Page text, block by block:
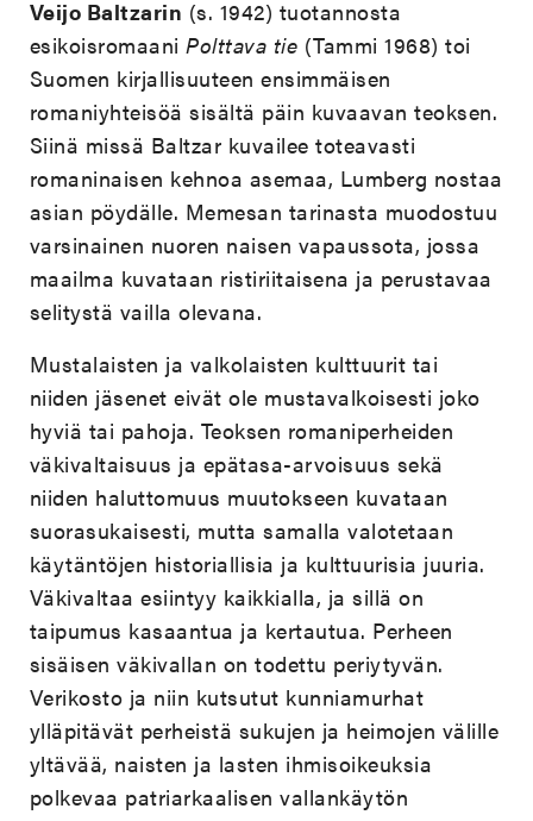
Veijo Baltzarin (s. 1942) tuotannosta
esikoisromaaniPolttava tie (Tammi 1968) toi
Suomen kirjallisuuteen ensimmäisen
romaniyhteisöä sisältä päin kuvaavan teoksen.
Siinä missä Baltzar kuvailee toteavasti
romaninaisen kehnoa asemaa, Lumberg nostaa
asian pöydälle. Memesan tarinasta muodostuu
varsinainen nuoren naisen vapaussota, jossa
maailma kuvataan ristiriitaisena ja perustavaa
selitystä vailla olevana.
Mustalaisten ja valkolaisten kulttuurit tai
niiden jäsenet eivät ole mustavalkoisesti joko
hyviä tai pahoja. Teoksen romaniperheiden
väkivaltaisuus ja epätasa-arvoisuus sekä
niiden haluttomuus muutokseen kuvataan
suorasukaisesti, mutta samalla valotetaan
käytäntöjen historiallisia ja kulttuurisia juuria.
Väkivaltaa esiintyy kaikkialla, ja sillä on
taipumus kasaantua ja kertautua. Perheen
sisäisen väkivallan on todettu periytyvän.
Verikosto ja niin kutsutut kunniamurhat
ylläpitävät perheistä sukujen ja heimojen välille
yltävää, naisten ja lasten ihmisoikeuksia
polkevaa patriarkaalisen vallankäytön